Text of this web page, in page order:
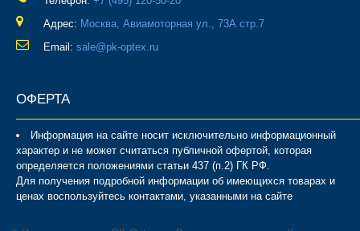
Адрес: Москва, Авиамоторная ул., 73А стр.7
Email: sale@pk-optex.ru
ОФЕРТА
Информация на сайте носит исключительно информационный
характер и не может считаться публичной офертой, которая
определяется положениями статьи 437 (п.2) ГК РФ.
Для получения подробной информации об имеющихся товарах и
ценах воспользуйтесь контактами, указанными на сайте